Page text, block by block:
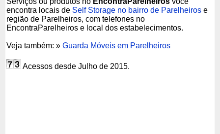
encontra locais de Self Storage no bairro de Parelheiros e
região de Parelheiros, com telefones no
EncontraParelheiros e local dos estabelecimentos.
Veja também: »Guarda Móveis em Parelheiros
Acessos desde Julho de 2015.